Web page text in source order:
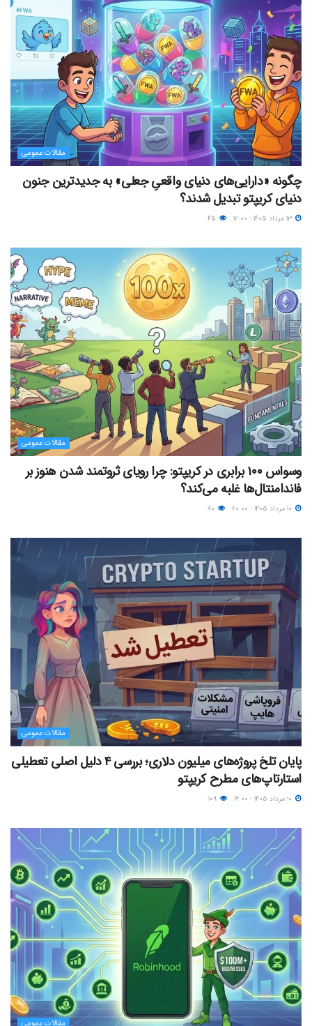
مقالات عمومی
چگونه «دارایی‌های دنیای واقعیِ جعلی» به جدیدترین جنون
دنیای کریپتو تبدیل شدند؟
مقالات عمومی
وسواس ۱۰۰ برابری در کریپتو: چرا رویای ثروتمند شدن هنوز بر
فاندامنتال‌ها غلبه می‌کند؟
مقالات عمومی
پایان تلخ پروژه‌های میلیون دلاری؛ بررسی ۴ دلیل اصلی تعطیلی
استارتاپ‌های مطرح کریپتو
مقالات عمومی